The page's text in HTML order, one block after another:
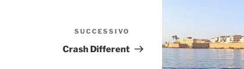
successivo
SUCCESSIVO
Crash Different